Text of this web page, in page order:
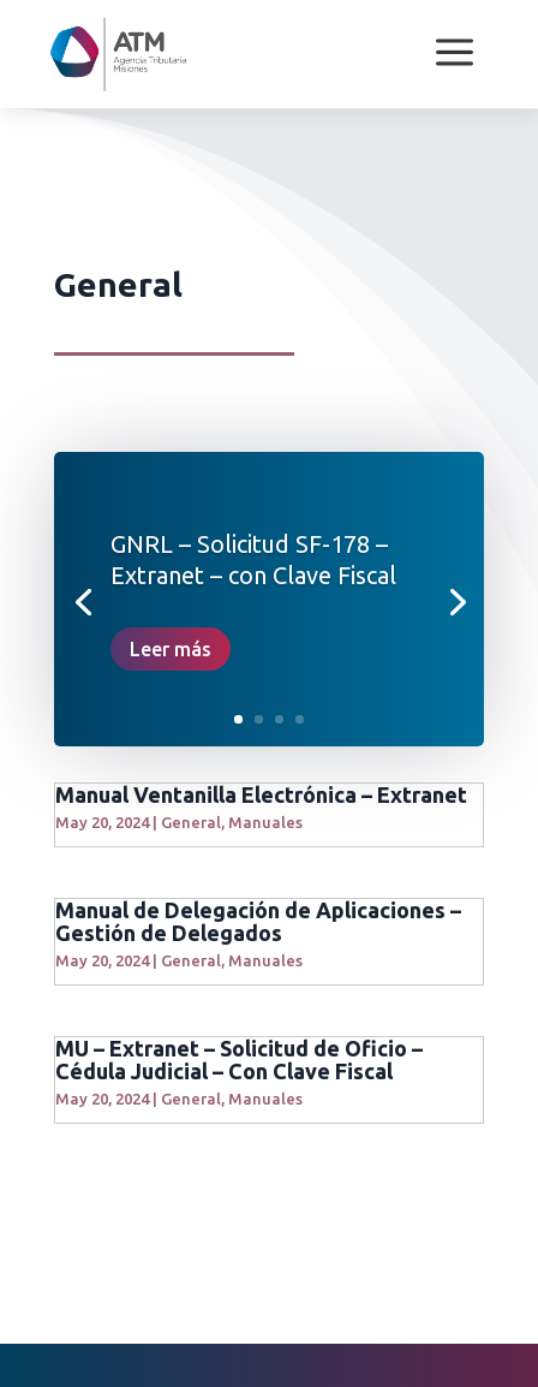
a
General
GNRL – Solicitud SF-178 –
Extranet – con Clave Fiscal
Leer más
Manual Ventanilla Electrónica – Extranet
May 20, 2024| General, Manuales
Manual de Delegación de Aplicaciones –
Gestión de Delegados
May 20, 2024| General, Manuales
MU – Extranet – Solicitud de Oficio –
Cédula Judicial – Con Clave Fiscal
May 20, 2024| General, Manuales